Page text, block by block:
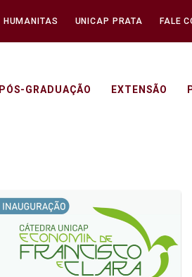
HUMANITAS UNICAP PRATA FALE
PÓS-GRADUAÇÃO EXTENSÃO